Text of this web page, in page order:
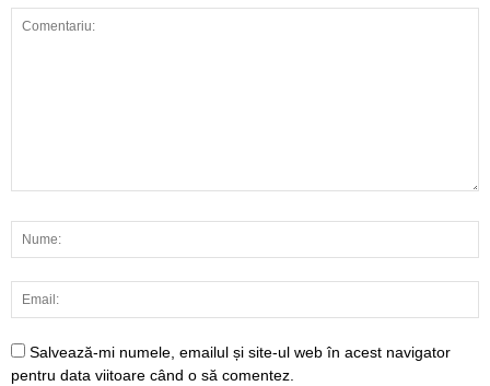
Salvează-mi numele, emailul și site-ul web în acest navigator
pentru data viitoare când o să comentez.